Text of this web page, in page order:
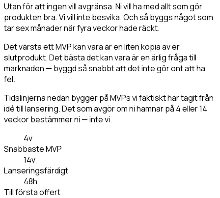
Utan för att ingen vill avgränsa. Ni vill ha med allt som gör
produkten bra. Vi vill inte besvika. Och så byggs något som
tar sex månader när fyra veckor hade räckt.
Det värsta ett MVP kan vara är en liten kopia av er
slutprodukt. Det bästa det kan vara är en ärlig fråga till
marknaden — byggd så snabbt att det inte gör ont att ha
fel.
Tidslinjerna nedan bygger på MVPs vi faktiskt har tagit från
idé till lansering. Det som avgör om ni hamnar på 4 eller 14
veckor bestämmer ni — inte vi.
4v
Snabbaste MVP
14v
Lanseringsfärdigt
48h
Till första offert